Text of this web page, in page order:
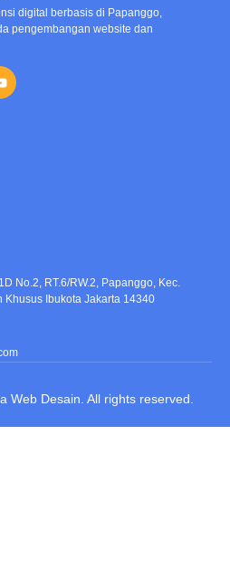
digital berbasis di Papanggo,
pengembangan website dan
No.2, RT.6/RW.2, Papanggo, Kec.
Khusus Ibukota Jakarta 14340
Web Desain . All rights reserved.